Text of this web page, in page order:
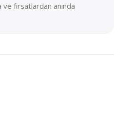
fırsatlardan anında